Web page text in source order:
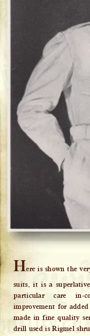
Here is shown the
suits, it is a
particular care in-
improvement for
made in fine quality
drill used is Rigmel